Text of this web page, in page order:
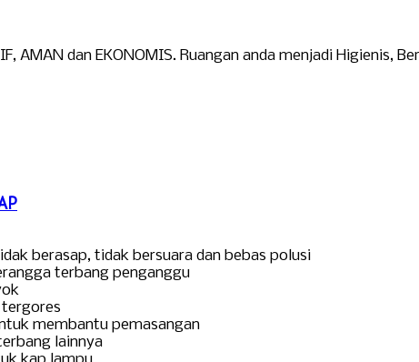
AMAN dan EKONOMIS. Ruangan anda menjadi Higienis,
berasap, tidak bersuara dan bebas polusi
terbang penganggu
membantu pemasangan
lainnya